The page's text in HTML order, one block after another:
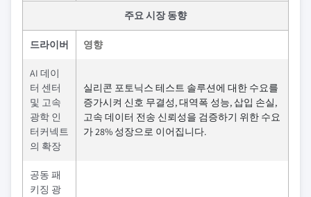
주요 시장 동향
드라이버 영향
AI 데이
터 센터
및 고속
광학 인
터커넥트
의 확장
실리콘 포토닉스 테스트 솔루션에 대한 수요를
증가시켜 신호 무결성, 대역폭 성능, 삽입 손실,
고속 데이터 전송 신뢰성을 검증하기 위한 수요
가 28% 성장으로 이어집니다.
공동 패
키징 광